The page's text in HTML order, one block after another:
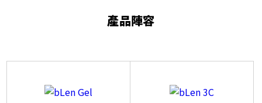
產品陣容